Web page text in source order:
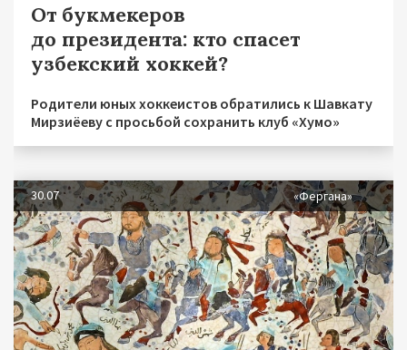
От букмекеров
до президента: кто спасет
узбекский хоккей?
Родители юных хоккеистов обратились к Шавкату
Мирзиёеву с просьбой сохранить клуб «Хумо»
30.07 «Фергана»